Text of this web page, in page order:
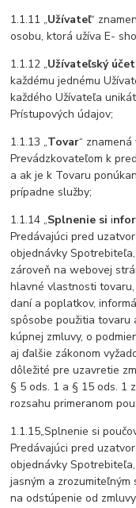
1.1.11 „Užívateľ“
osobu, ktorá užíva E-
1.1.12 „Užívateľský účet
každému jednému
každého Užívateľa
Prístupových údajov;
1.1.13 „Tovar“
Prevádzkovateľom k
a ak je k Tovaru
prípadne služby;
1.1.14 „Splnenie sii
Predávajúci pred
objednávky
zároveň na webovej
hlavné vlastnosti
daní a poplatkov,
spôsobe použitia tovaru
kúpnej zmluvy, o
aj ďalšie zákonom
dôležité pre uzavretie
§ 5 ods. 1 a § 15 ods. 1
rozsahu primeranom
1.1.15„Splnenie si
Predávajúci pred
objednávky
jasným a
na odstúpenie od